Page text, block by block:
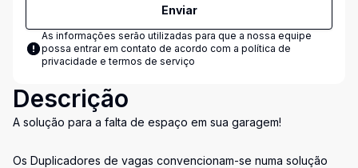
Enviar
As informações serão utilizadas para que a nossa equipe
possa entrar em contato de acordo com a política de
privacidade e termos de serviço
Descrição
A solução para a falta de espaço em sua garagem!
Os Duplicadores de vagas convencionam-se numa solução